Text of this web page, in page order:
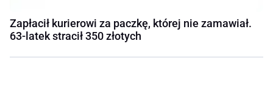
Zapłacił kurierowi za paczkę, której nie zamawiał.
63-latek stracił 350 złotych